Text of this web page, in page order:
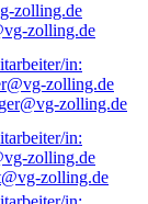
zolling.de
zolling.de
zolling.de